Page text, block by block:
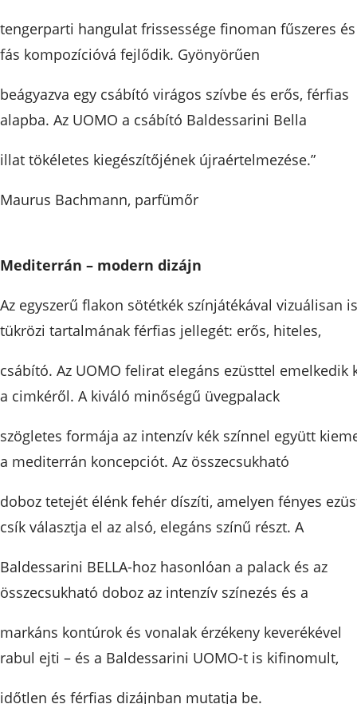
tengerparti hangulat frissessége finoman fűszeres és
fás kompozícióvá fejlődik. Gyönyörűen
beágyazva egy csábító virágos szívbe és erős, férfias
alapba. Az UOMO a csábító Baldessarini Bella
illat tökéletes kiegészítőjének újraértelmezése.”
Maurus Bachmann, parfümőr
Mediterrán – modern dizájn
Az egyszerű flakon sötétkék színjátékával vizuálisan is
tükrözi tartalmának férfias jellegét: erős, hiteles,
csábító. Az UOMO felirat elegáns ezüsttel emelkedik
a cimkéről. A kiváló minőségű üvegpalack
szögletes formája az intenzív kék színnel együtt
a mediterrán koncepciót. Az összecsukható
doboz tetejét élénk fehér díszíti, amelyen fényes
csík választja el az alsó, elegáns színű részt. A
Baldessarini BELLA-hoz hasonlóan a palack és az
összecsukható doboz az intenzív színezés és a
markáns kontúrok és vonalak érzékeny keverékével
rabul ejti – és a Baldessarini UOMO-t is kifinomult,
időtlen és férfias dizájnban mutatja be.